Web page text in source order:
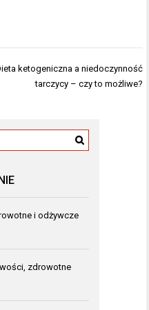
ketogeniczna a niedoczynność
tarczycy – czy to możliwe?
i odżywcze
zdrowotne